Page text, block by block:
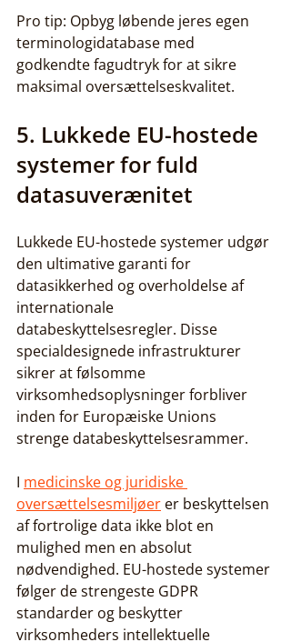
Pro tip: Opbyg løbende jeres egen
terminologidatabase med
godkendte fagudtryk for at sikre
maksimal oversættelseskvalitet.
5. Lukkede EU-hostede
systemer for fuld
datasuverænitet
Lukkede EU-hostede systemer udgør
den ultimative garanti for
datasikkerhed og overholdelse af
internationale
databeskyttelsesregler. Disse
specialdesignede infrastrukturer
sikrer at følsomme
virksomhedsoplysninger forbliver
inden for Europæiske Unions
strenge databeskyttelsesrammer.
I medicinske og juridiske
oversættelsesmiljøer er beskyttelsen
af fortrolige data ikke blot en
mulighed men en absolut
nødvendighed. EU-hostede systemer
følger de strengeste GDPR
standarder og beskytter
virksomheders intellektuelle